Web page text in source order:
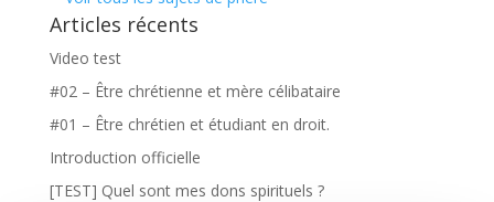
Articles récents
Video test
#02 – Être chrétienne et mère célibataire
#01 – Être chrétien et étudiant en droit.
Introduction officielle
[TEST] Quel sont mes dons spirituels ?